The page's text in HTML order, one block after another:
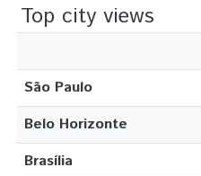
Top city views
São Paulo
Belo Horizonte
Brasília